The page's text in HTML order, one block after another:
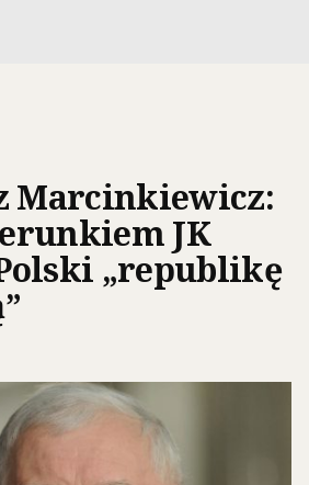
Marcinkiewicz:
JK
„republikę